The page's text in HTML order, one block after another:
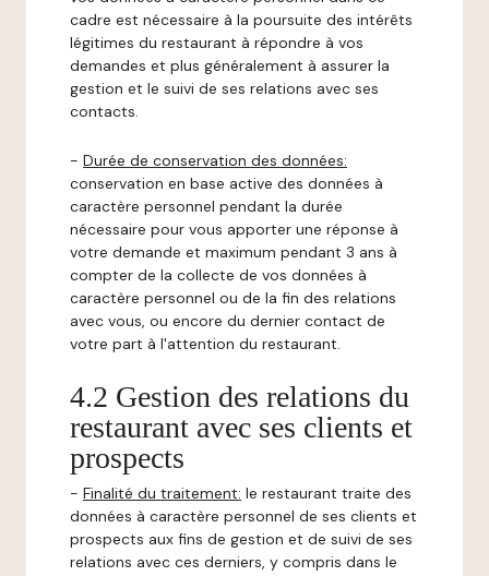
cadre est nécessaire à la poursuite des intérêts
légitimes du restaurant à répondre à vos
demandes et plus généralement à assurer la
gestion et le suivi de ses relations avec ses
contacts.
- Durée de conservation des données:
conservation en base active des données à
caractère personnel pendant la durée
nécessaire pour vous apporter une réponse à
votre demande et maximum pendant 3 ans à
compter de la collecte de vos données à
caractère personnel ou de la fin des relations
avec vous, ou encore du dernier contact de
votre part à l'attention du restaurant.
4.2 Gestion des relations du
restaurant avec ses clients et
prospects
- Finalité du traitement: le restaurant traite des
données à caractère personnel de ses clients et
prospects aux fins de gestion et de suivi de ses
relations avec ces derniers, y compris dans le